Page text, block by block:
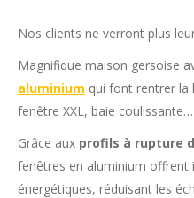
Nos clients ne verront plus
Magnifique maison gersoise
aluminium qui font rentrer la
fenêtre XXL, baie coulissante…
Grâce aux profils à rupture
fenêtres en aluminium offrent
énergétiques, réduisant les